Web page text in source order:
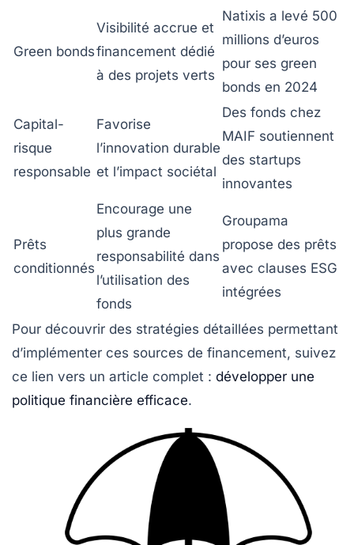
Green bonds
Visibilité accrue et
financement dédié
à des projets verts
Natixis a levé 500
millions d’euros
pour ses green
bonds en 2024
Capital-
risque
responsable
Favorise
l’innovation durable
et l’impact sociétal
Des fonds chez
MAIF soutiennent
des startups
innovantes
Prêts
conditionnés
Encourage une
plus grande
responsabilité dans
l’utilisation des
fonds
Groupama
propose des prêts
avec clauses ESG
intégrées
Pour découvrir des stratégies détaillées permettant
d’implémenter ces sources de financement, suivez
ce lien vers un article complet : développer une
politique financière efficace.